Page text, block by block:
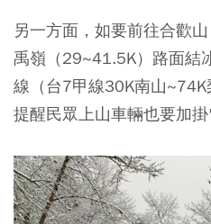
另一方面，如要前往合歡
禹嶺（29~41.5K）路面結
線（台7甲線30K南山~74K
提醒民眾上山車輛也要加掛